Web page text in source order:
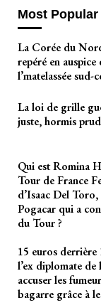
Most Popular
La Corée du
repéré en
l’matelassée sud-
La loi de grille
juste, hormis
Qui est Romina
Tour de France
d’Isaac Del
Pogacar qui a
du Tour ?
15 euros derrière
l’ex diplomate de
accuser les
bagarre grâce à